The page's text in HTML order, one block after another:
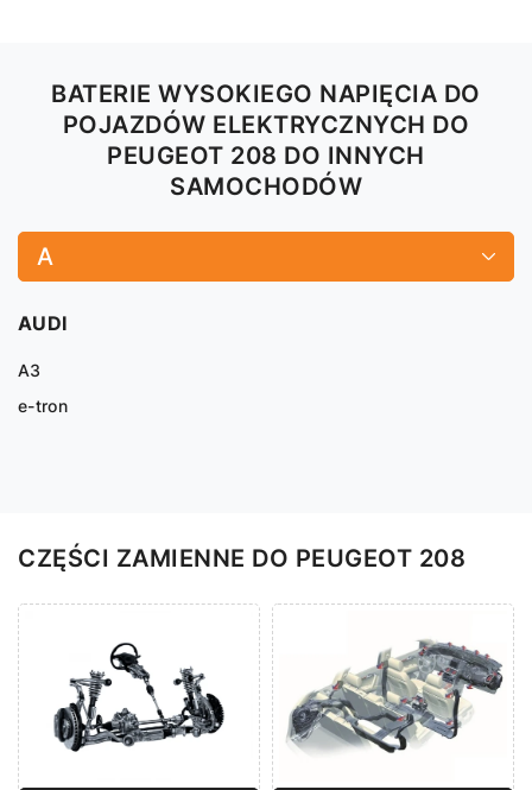
BATERIE WYSOKIEGO NAPIĘCIA DO
POJAZDÓW ELEKTRYCZNYCH DO
PEUGEOT 208 DO INNYCH
SAMOCHODÓW
A
AUDI
A3
e-tron
CZĘŚCI ZAMIENNE DO PEUGEOT 208